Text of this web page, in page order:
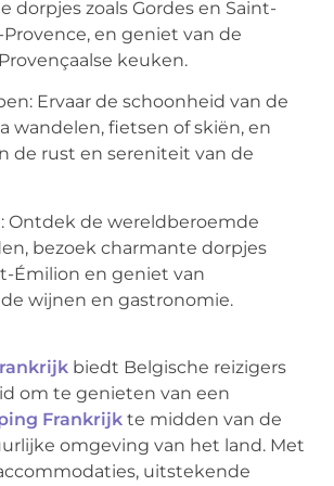
dorpjes zoals Gordes en Saint-
en geniet van de
keuken.
Ervaar de schoonheid van de
wandelen, fietsen of skiën, en
de rust en sereniteit van de
Ontdek de wereldberoemde
bezoek charmante dorpjes
Émilion en geniet van
wijnen en gastronomie.
biedt Belgische reizigers
om te genieten van een
Frankrijk te midden van de
omgeving van het land. Met
uitstekende